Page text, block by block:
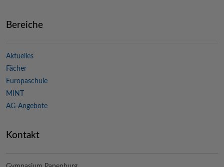
Bereiche
Aktuelles
Fächer
Europaschule
MINT
AG-Angebote
Kontakt